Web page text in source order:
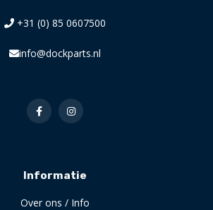
+31 (0) 85 0607500
info@dockparts.nl
Informatie
Over ons / Info